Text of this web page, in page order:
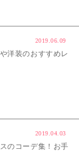
2019.06.09
洋装のおすすめレ
2019.04.03
のコーデ集！お手